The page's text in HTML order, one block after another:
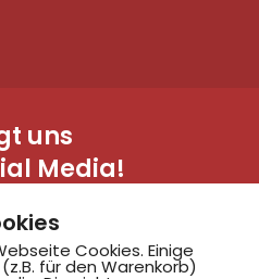
uns
Media!
Cookies. Einige
für den Warenkorb)